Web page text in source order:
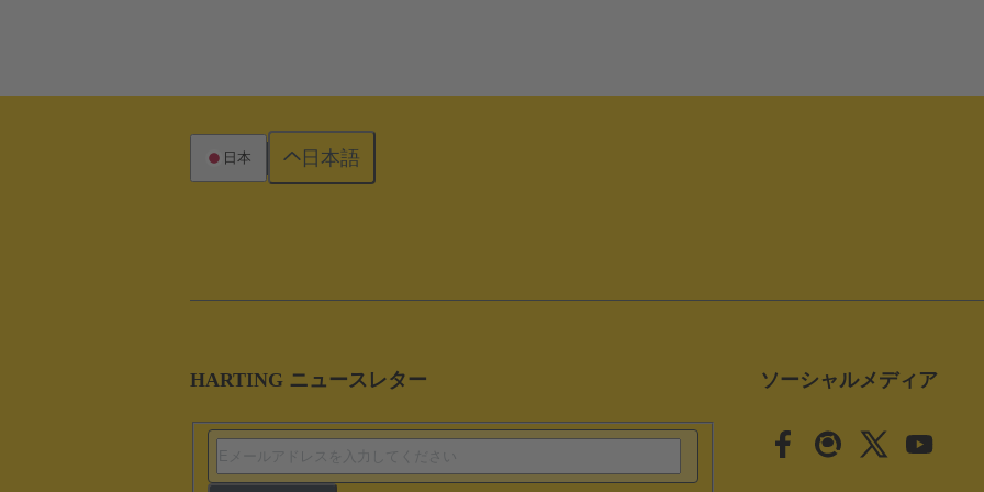
HARTING ニュースレター ソーシャルメディア
日本 日本語